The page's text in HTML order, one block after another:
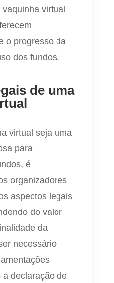
virtual
o progresso da
dos fundos.
de uma
virtual seja uma
para
é
organizadores
aspectos legais
do valor
da
necessário
a declaração de